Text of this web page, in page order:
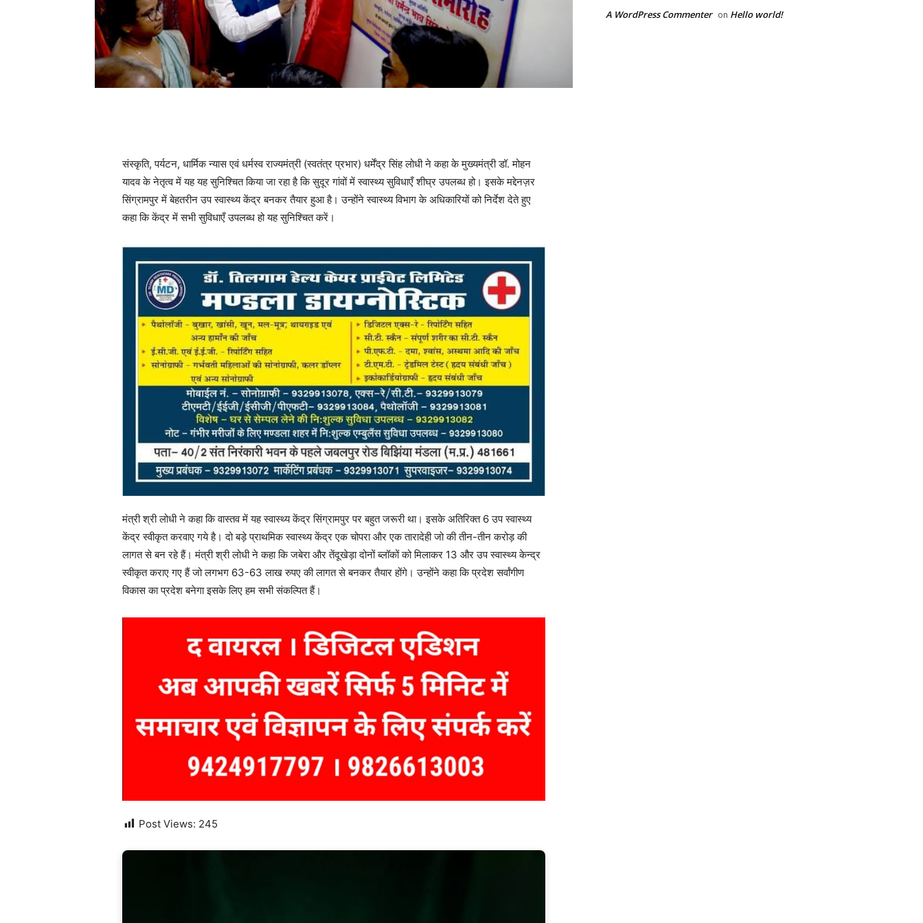
संस्कृति, पर्यटन, धार्मिक न्यास एवं धर्मस्व राज्यमंत्री (स्वतंत्र प्रभार) धर्मेंद्र सिंह लोधी ने कहा के मुख्यमंत्री डॉ. मोहन
यादव के नेतृत्व में यह यह सुनिश्चित किया जा रहा है कि सुदूर गांवों में स्वास्थ्य सुविधाएँ शीघ्र उपलब्ध हो। इसके मद्देनज़र
सिंग्रामपुर में बेहतरीन उप स्वास्थ्य केंद्र बनकर तैयार हुआ है। उन्होंने स्वास्थ्य विभाग के अधिकारियों को निर्देश देते हुए
कहा कि केंद्र में सभी सुविधाएँ उपलब्ध हो यह सुनिश्चित करें।
मंत्री श्री लोधी ने कहा कि वास्तव में यह स्वास्थ्य केंद्र सिंग्रामपुर पर बहुत जरूरी था। इसके अतिरिक्त 6 उप स्वास्थ्य
केंद्र स्वीकृत करवाए गये है। दो बड़े प्राथमिक स्वास्थ्य केंद्र एक चोपरा और एक तारादेही जो की तीन-तीन करोड़ की
लागत से बन रहे हैं। मंत्री श्री लोधी ने कहा कि जबेरा और तेंदूखेड़ा दोनों ब्लॉकों को मिलाकर 13 और उप स्वास्थ्य केन्द्र
स्वीकृत कराए गए हैं जो लगभग 63-63 लाख रुपए की लागत से बनकर तैयार होंगे। उन्होंने कहा कि प्रदेश सर्वांगीण
विकास का प्रदेश बनेगा इसके लिए हम सभी संकल्पित हैं।
Post Views: 245
A WordPress Commenter on Hello world!